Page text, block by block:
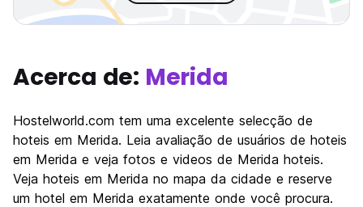
Acerca de: Merida
Hostelworld.com tem uma excelente selecção de
hoteis em Merida. Leia avaliação de usuários de hoteis
em Merida e veja fotos e videos de Merida hoteis.
Veja hoteis em Merida no mapa da cidade e reserve
um hotel em Merida exatamente onde você procura.